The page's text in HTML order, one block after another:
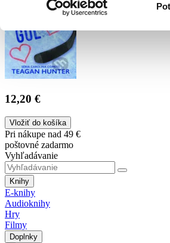
12,20 €
Vložiť do košíka
Pri nákupe nad 49 €
poštovné zadarmo
Vyhľadávanie
Knihy
E-knihy
Audioknihy
Hry
Filmy
Doplnky